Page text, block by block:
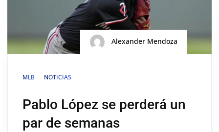
Alexander Mendoza
MLB NOTICIAS
Pablo López se perderá un
par de semanas